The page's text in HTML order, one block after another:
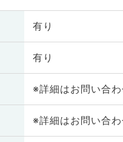
科系全般、一般外科、消化
科・ＩＣＵ、病理科、基礎
科、大腸・肛門外科、産
髄・脊椎外科
有り
有り
※詳細はお問い合
※詳細はお問い合